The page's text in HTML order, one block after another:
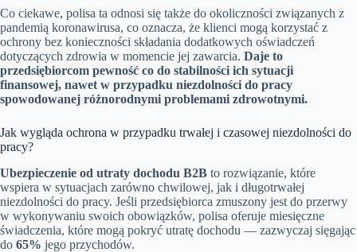
Co ciekawe, polisa ta odnosi się także do okoliczności związanych z
pandemią koronawirusa, co oznacza, że klienci mogą korzystać z
ochrony bez konieczności składania dodatkowych oświadczeń
dotyczących zdrowia w momencie jej zawarcia. Daje to
przedsiębiorcom pewność co do stabilności ich sytuacji
finansowej, nawet w przypadku niezdolności do pracy
spowodowanej różnorodnymi problemami zdrowotnymi.
Jak wygląda ochrona w przypadku trwałej i czasowej niezdolności do
pracy?
Ubezpieczenie od utraty dochodu B2B to rozwiązanie, które
wspiera w sytuacjach zarówno chwilowej, jak i długotrwałej
niezdolności do pracy. Jeśli przedsiębiorca zmuszony jest do przerwy
w wykonywaniu swoich obowiązków, polisa oferuje miesięczne
świadczenia, które mogą pokryć utratę dochodu — zazwyczaj sięgając
do 65% jego przychodów.